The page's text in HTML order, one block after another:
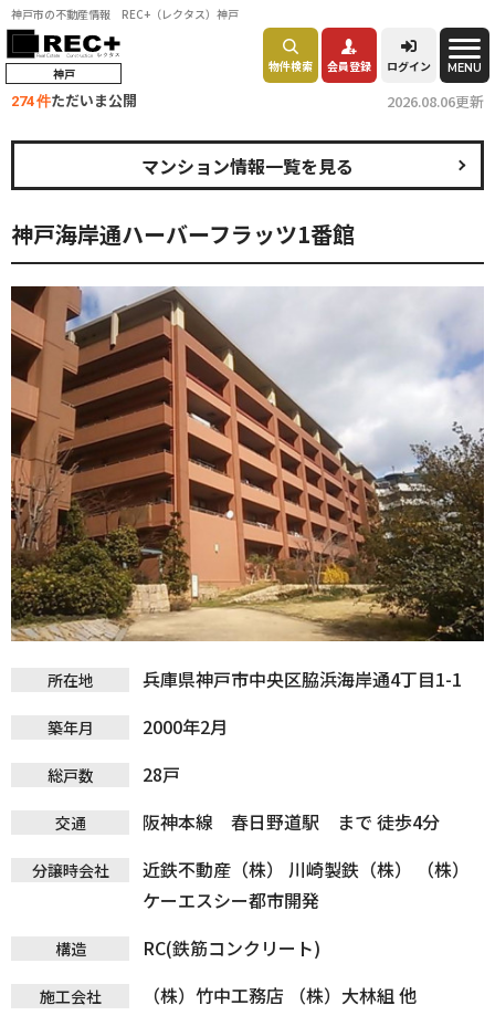
神戸市の不動産情報 REC+（レクタス）神戸
神戸 物件検索 会員登録 ログイン MENU
274 件ただいま公開 2026.08.06更新
神戸海岸通ハーバーフラッツ1番館
マンション情報一覧を見る
所在地 兵庫県神戸市中央区脇浜海岸通4丁目1-1
築年月 2000年2月
総戸数 28戸
交通 阪神本線 春日野道駅 まで 徒歩4分
分譲時会社
近鉄不動産（株） 川崎製鉄（株） （株）
ケーエスシー都市開発
構造 RC(鉄筋コンクリート)
施工会社 （株）竹中工務店 （株）大林組 他